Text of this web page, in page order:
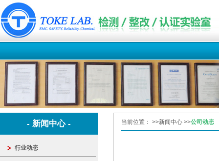
- 新闻中心 -
行业动态
当前位置： >>新闻中心 >>公司动态